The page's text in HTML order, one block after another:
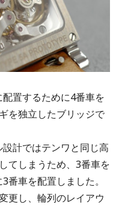
置するために4番車を
を独立したブリッジで
計ではテンワと同じ高
てしまうため、3番車を
車を配置しました。
更し、輪列のレイアウ